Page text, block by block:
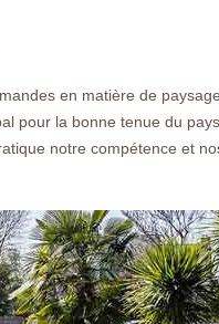
un devis gratuit.
Nos réalisations
en matière de
pour la bonne tenue du
notre compétence et